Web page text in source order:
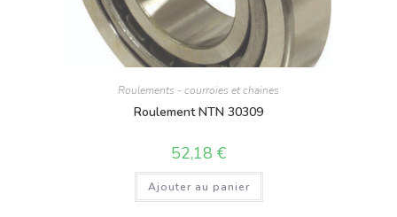
Roulements - courroies et chaines
Roulement NTN 30309
52,18 €
Ajouter au panier